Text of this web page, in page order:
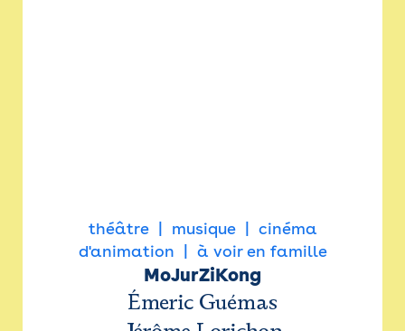
théâtre musique
cinéma
d'animation
à voir en famille
MoJurZiKong
Émeric Guémas